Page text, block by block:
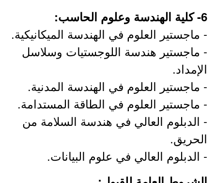
6- كلية الهندسة وعلوم الحاسب:
- ماجستير العلوم في الهندسة الميكانيكية.
- ماجستير هندسة اللوجستيات وسلاسل
الإمداد.
- ماجستير العلوم في الهندسة المدنية.
- ماجستير العلوم في الطاقة المستدامة.
- الدبلوم العالي في هندسة السلامة من
الحريق.
- الدبلوم العالي في علوم البيانات.